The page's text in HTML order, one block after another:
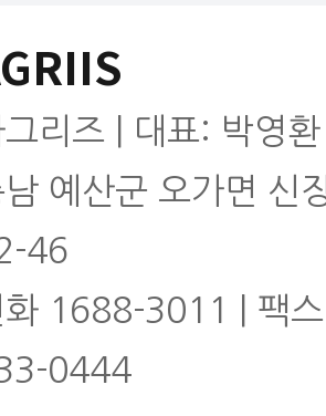
그리즈 | 대표: 박영환
예산군 오가면 신
46
화 1688-3011 | 팩
0444